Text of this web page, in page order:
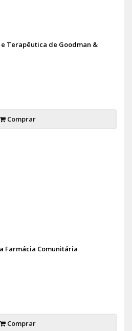
Terapêutica de Goodman &
Comprar
Farmácia Comunitária
Comprar